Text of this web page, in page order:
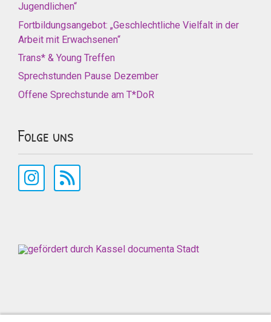
Jugendlichen“
Fortbildungsangebot: „Geschlechtliche Vielfalt in der
Arbeit mit Erwachsenen“
Trans* & Young Treffen
Sprechstunden Pause Dezember
Offene Sprechstunde am T*DoR
Folge uns